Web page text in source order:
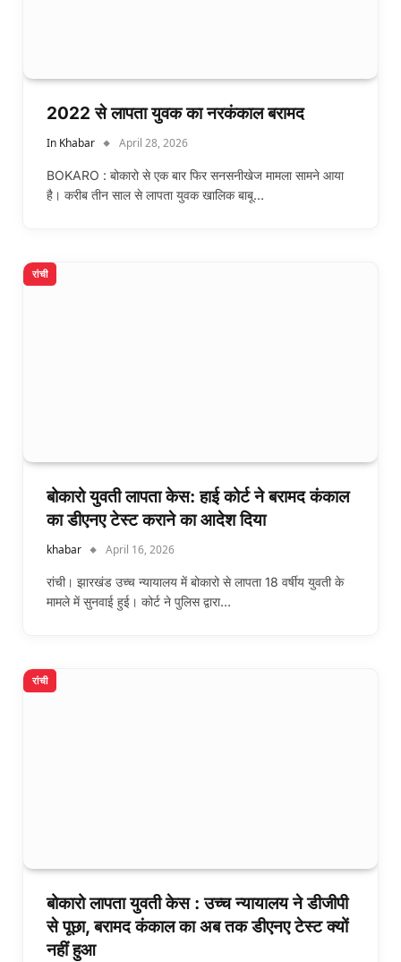
2022 से लापता युवक का नरकंकाल बरामद
In Khabar April 28, 2026
BOKARO : बोकारो से एक बार फिर सनसनीखेज मामला सामने आया
है। करीब तीन साल से लापता युवक खालिक बाबू…
रांची
बोकारो युवती लापता केस: हाई कोर्ट ने बरामद कंकाल
का डीएनए टेस्ट कराने का आदेश दिया
khabar April 16, 2026
रांची। झारखंड उच्च न्यायालय में बोकारो से लापता 18 वर्षीय युवती के
मामले में सुनवाई हुई। कोर्ट ने पुलिस द्वारा…
रांची
बोकारो लापता युवती केस : उच्च न्यायालय ने डीजीपी
से पूछा, बरामद कंकाल का अब तक डीएनए टेस्ट क्यों
नहीं हुआ